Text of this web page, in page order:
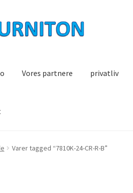
Vores partnere privatliv
Varer tagged “7810K-24-CR-R-B”